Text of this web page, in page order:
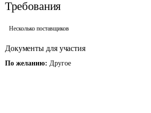
Требования
Несколько поставщиков
Документы для участия
По желанию: Другое